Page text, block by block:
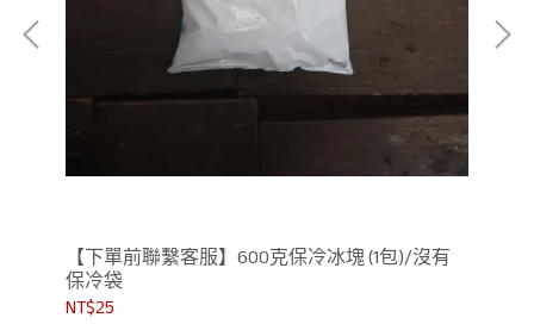
【下單前聯繫客服】600克保冷冰塊 (1包)/沒有
保冷袋
NT$25